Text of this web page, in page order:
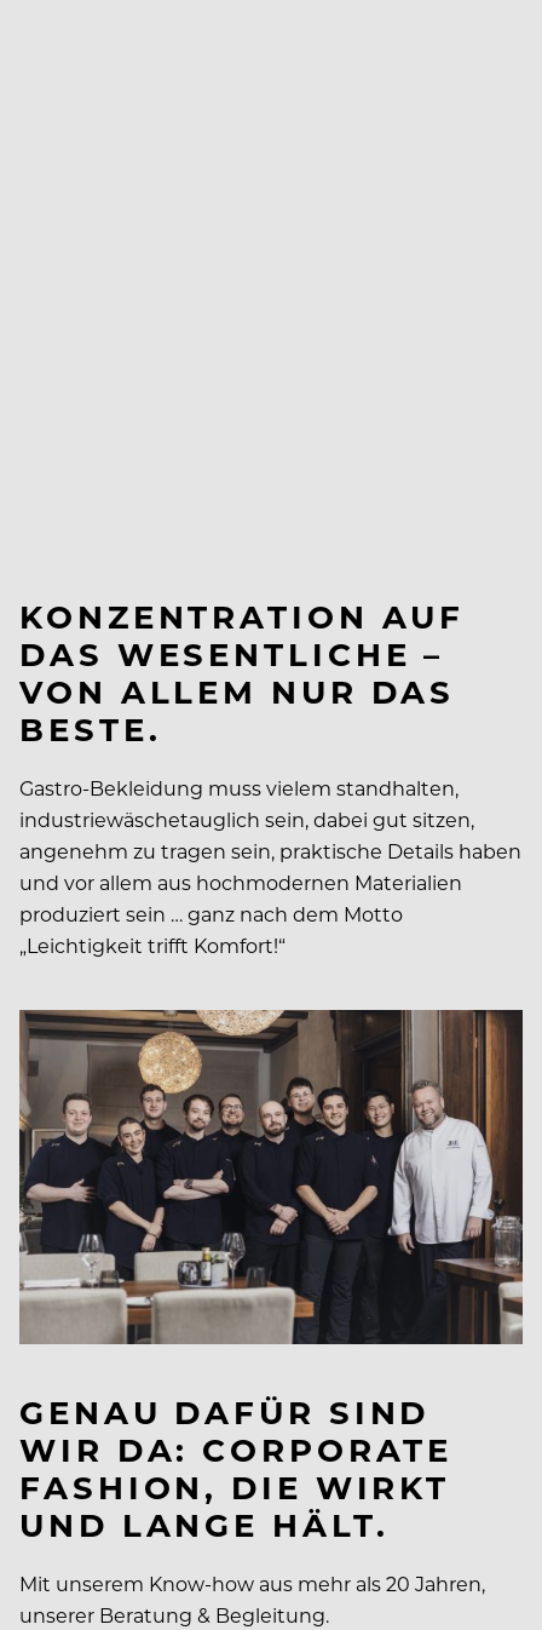
KONZENTRATION AUF
DAS WESENTLICHE –
VON ALLEM NUR DAS
BESTE.
Gastro-Bekleidung muss vielem standhalten,
industriewäschetauglich sein, dabei gut sitzen,
angenehm zu tragen sein, praktische Details haben
und vor allem aus hochmodernen Materialien
produziert sein … ganz nach dem Motto
„Leichtigkeit trifft Komfort!“
GENAU DAFÜR SIND
WIR DA: CORPORATE
FASHION, DIE WIRKT
UND LANGE HÄLT.
Mit unserem Know-how aus mehr als 20 Jahren,
unserer Beratung & Begleitung.